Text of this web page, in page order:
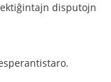
disputojn